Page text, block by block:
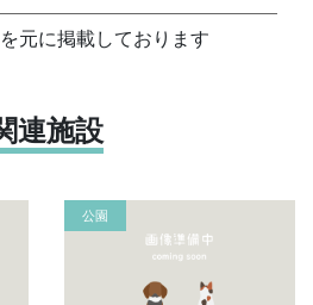
元に掲載しております
連施設
公園